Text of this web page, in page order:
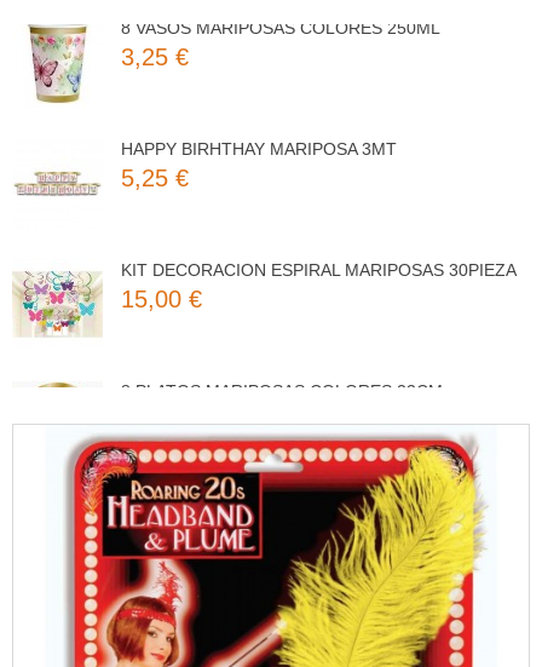
3,25 €
5,25 €
15,00 €